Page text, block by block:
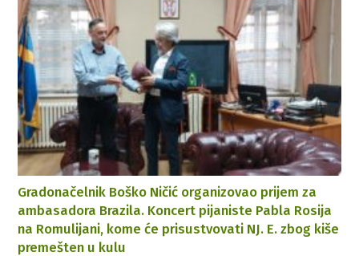
Gradonačelnik Boško Ničić organizovao prijem za
ambasadora Brazila. Koncert pijaniste Pabla Rosija
na Romulijani, kome će prisustvovati NJ. E. zbog kiše
premešten u kulu